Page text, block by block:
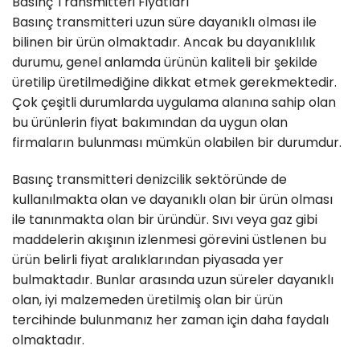
Basınç transmitteri uzun süre dayanıklı olması ile
bilinen bir ürün olmaktadır. Ancak bu dayanıklılık
durumu, genel anlamda ürünün kaliteli bir şekilde
üretilip üretilmediğine dikkat etmek gerekmektedir.
Çok çeşitli durumlarda uygulama alanına sahip olan
bu ürünlerin fiyat bakımından da uygun olan
firmaların bulunması mümkün olabilen bir durumdur.
Basınç transmitteri denizcilik sektöründe de
kullanılmakta olan ve dayanıklı olan bir ürün olması
ile tanınmakta olan bir üründür. Sıvı veya gaz gibi
maddelerin akışının izlenmesi görevini üstlenen bu
ürün belirli fiyat aralıklarından piyasada yer
bulmaktadır. Bunlar arasında uzun süreler dayanıklı
olan, iyi malzemeden üretilmiş olan bir ürün
tercihinde bulunmanız her zaman için daha faydalı
olmaktadır.